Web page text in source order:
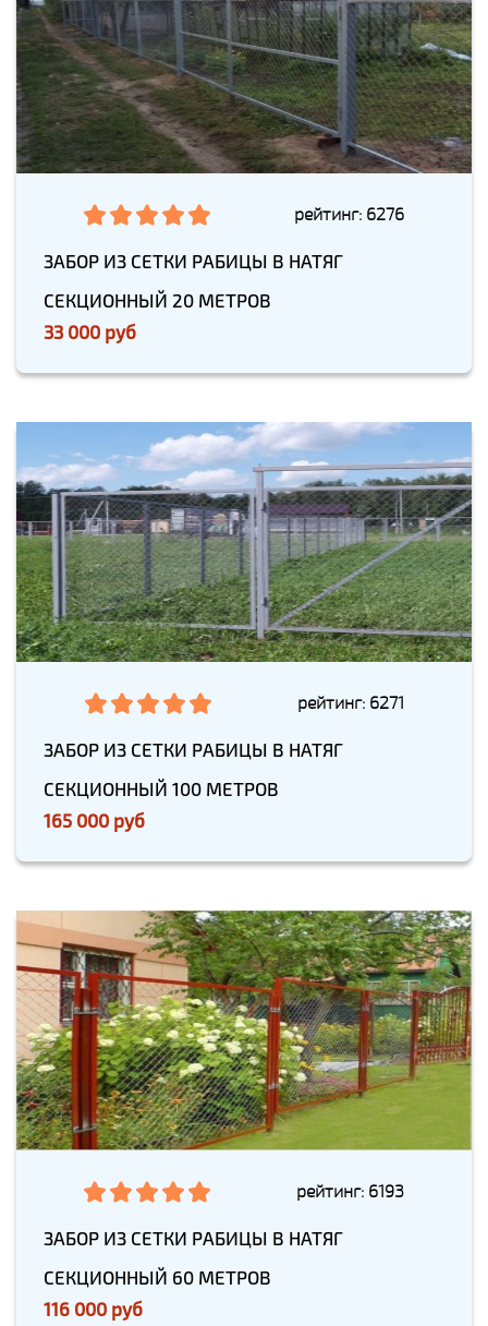
рейтинг: 6276
ЗАБОР ИЗ СЕТКИ РАБИЦЫ В НАТЯГ
СЕКЦИОННЫЙ 20 МЕТРОВ
33 000 руб
рейтинг: 6271
ЗАБОР ИЗ СЕТКИ РАБИЦЫ В НАТЯГ
СЕКЦИОННЫЙ 100 МЕТРОВ
165 000 руб
рейтинг: 6193
ЗАБОР ИЗ СЕТКИ РАБИЦЫ В НАТЯГ
СЕКЦИОННЫЙ 60 МЕТРОВ
116 000 руб